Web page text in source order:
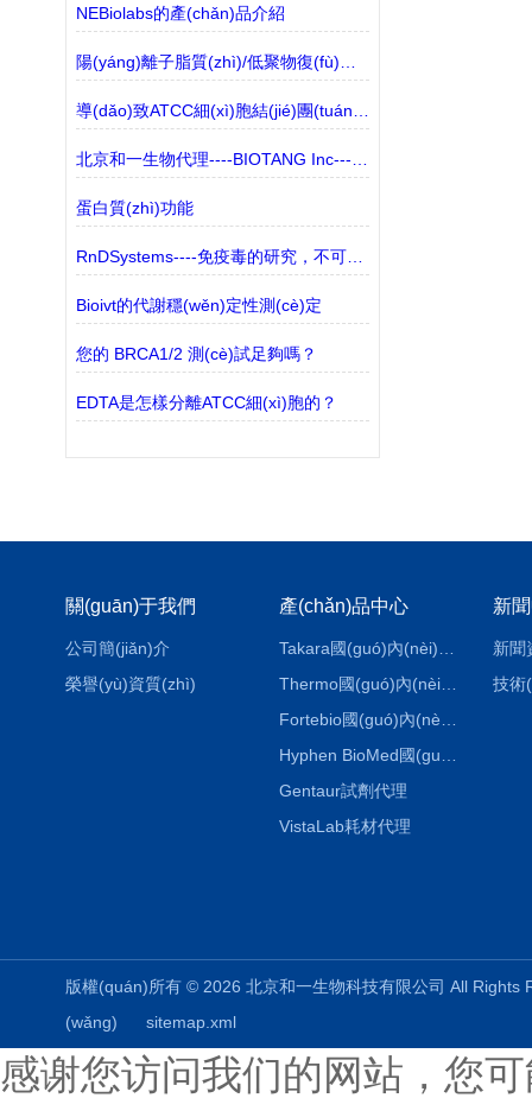
NEBiolabs的產(chǎn)品介紹
蛋白質(zhì)功能
RnDSystems----免疫毒的研究，不可忽視的生物標(biāo)志物
Bioivt的代謝穩(wěn)定性測(cè)定
您的 BRCA1/2 測(cè)試足夠嗎？
EDTA是怎樣分離ATCC細(xì)胞的？
關(guān)于我們
公司簡(jiǎn)介
榮譽(yù)資質(zhì)
產(chǎn)品中心
Thermo國(guó)內(nèi)代理
Gentaur試劑代理
VistaLab耗材代理
新
新聞
技術
版權(quán)所有 © 2026 北京和一生物科技有限公司 All
(wǎng)
sitemap.xml
感谢您访问我们的网站，您